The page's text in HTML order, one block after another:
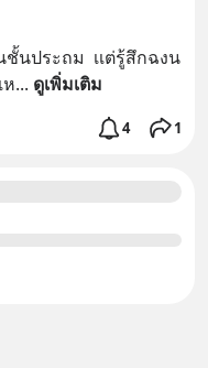
ชั้นประถม  เเต่รู้สึกฉงน
ห... ดูเพิ่มเติม
4 1